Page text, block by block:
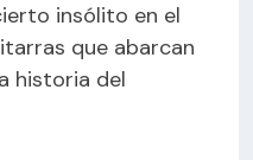
insólito en el
que abarcan
historia del